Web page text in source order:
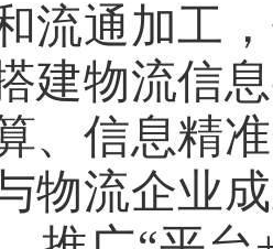
流通加工
建物流信
、信息精
物流企业